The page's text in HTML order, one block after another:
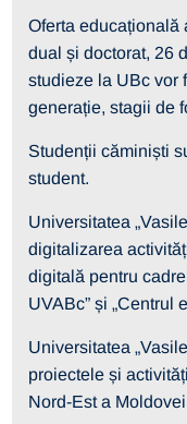
Oferta educațională
dual și doctorat, 26
studieze la UBc vor
generație, stagii de
Studenții căminiști
student.
Universitatea
digitalizarea
digitală pentru
UVABc” și „Centrul
Universitatea
proiectele și
Nord-Est a